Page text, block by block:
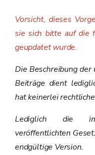
Vorsicht, dieses
sie sich bitte auf die
geupdatet wurde.
Die Beschreibung
Beiträge dient
hat keinerlei
Lediglich die
veröffentlichten
endgültige Version.